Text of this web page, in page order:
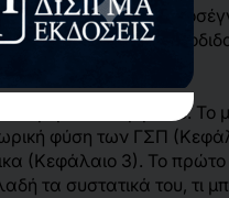
στα ΓΣΠ χωρική
να παραμένει η
μερών του βιβλίου. Το
φύση των ΓΣΠ
(Κεφάλαιο 3). Το
τα συστατικά του, τι